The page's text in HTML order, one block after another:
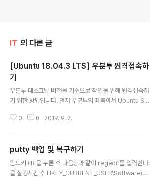
IT 의 다른 글
[Ubuntu 18.04.3 LTS] 우분투 원격접속하
기
우분투 데스크탑 버전을 기준으로 작업을 위해 원격접속하
기 위한 방법입니다. 먼저 우분투의 좌측에서 Ubuntu Sof
unication & News를 클릭합니다. 하단으로 내리다보면
e로 바뀌어있습니다. 이상태에서 Launch를 클릭하시면
됩니다. 그럼 설정화면이 나오고 UltraVNC와 TightVNC
설정하는게 나오니 본인에 맞게 설정하시면됩니다. 접속
0 0 2019. 9. 2.
putty 백업 및 복구하기
윈도키+R 을 누른 후 다음창과 같이 regedit를 입력한다.
을 실행시킨 후 HKEY_CURRENT_USER\Software\Si